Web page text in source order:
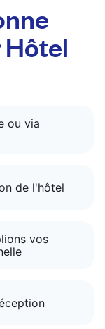
ou via
de l'hôtel
vos